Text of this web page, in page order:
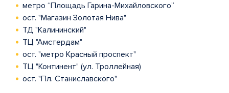
метро “Площадь Гарина-Михайловского”
ост. "Магазин Золотая Нива"
ТД "Калининский"
ТЦ "Амстердам"
ост. "метро Красный проспект"
ТЦ "Континент" (ул. Троллейная)
ост. "Пл. Станиславского"